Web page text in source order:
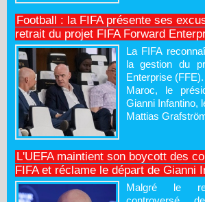
Football : la FIFA présente ses
retrait du projet FIFA Forward
La FIFA
la gestion du
Enterprise
Maroc, le
Gianni Infantino,
Mattias
L'UEFA maintient son boycott des
FIFA et réclame le départ de Gianni
Malgré le